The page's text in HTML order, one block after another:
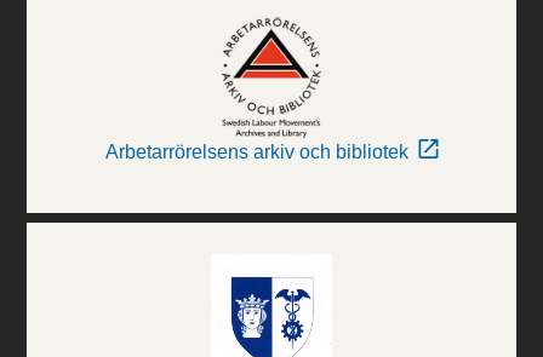
Arbetarrörelsens arkiv och bibliotek